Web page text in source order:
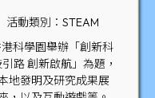
活動類別：STEAM
科學園舉辦「創新科
路 創新啟航」為題，
地發明及研究成果展